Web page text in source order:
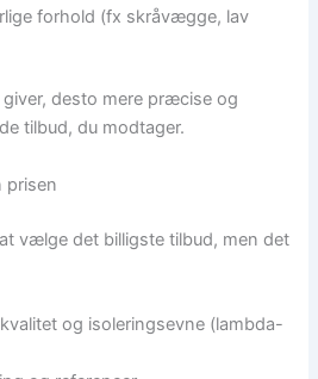
forhold (fx skråvægge, lav
desto mere præcise og
tilbud, du modtager.
prisen
vælge det billigste tilbud, men det
og isoleringsevne (lambda-